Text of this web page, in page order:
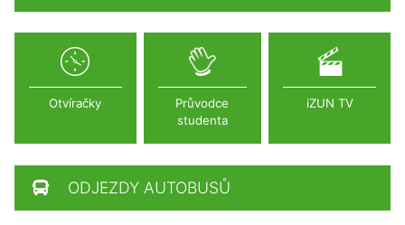
Otvíračky
Průvodce
studenta
iZUN TV
ODJEZDY AUTOBUSŮ